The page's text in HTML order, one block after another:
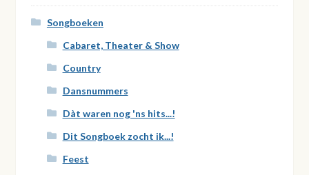
Songboeken
Cabaret, Theater & Show
Country
Dansnummers
Dàt waren nog 'ns hits...!
Dit Songboek zocht ik...!
Feest